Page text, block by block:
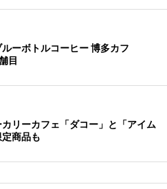
ーボトルコーヒー 博多カフ
目
リーカフェ「ダコー」と「アイム
商品も